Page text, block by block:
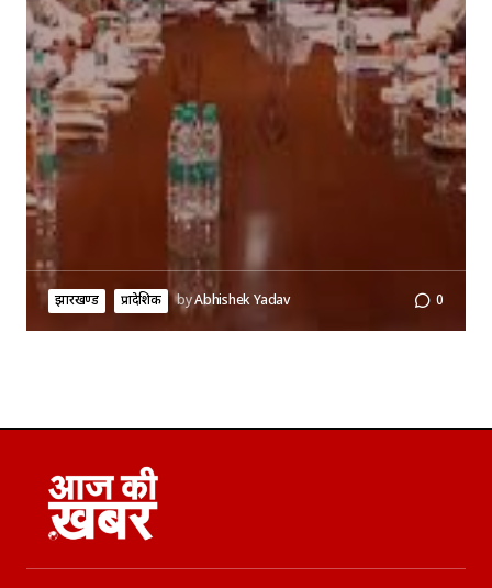
झारखण्ड प्रादेशिक byAbhishek Yadav 0